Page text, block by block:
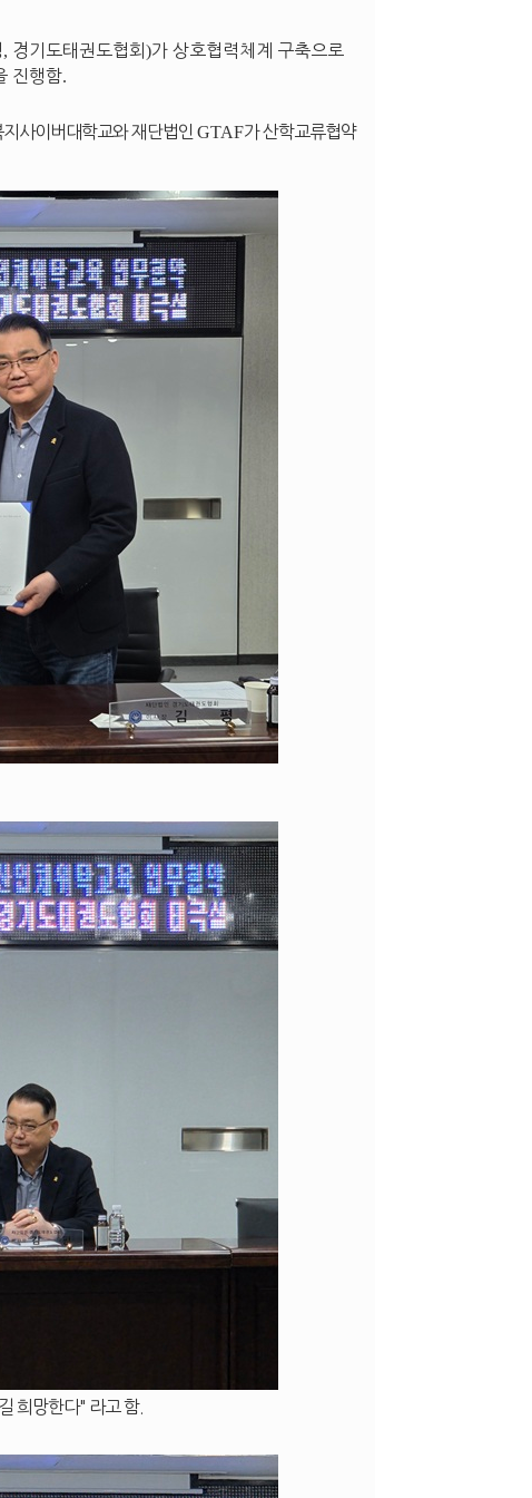
, 경기도태권도협회 )가 상호협력체계 구축으로
진행함.
사이버대학교와 재단법인 GTAF가 산학교류협약
희망한다" 라고 함.